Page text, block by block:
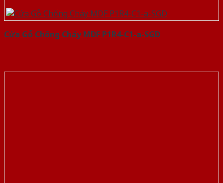
Cửa Gỗ Chống Cháy MDF P1R4-C1-a-SGD